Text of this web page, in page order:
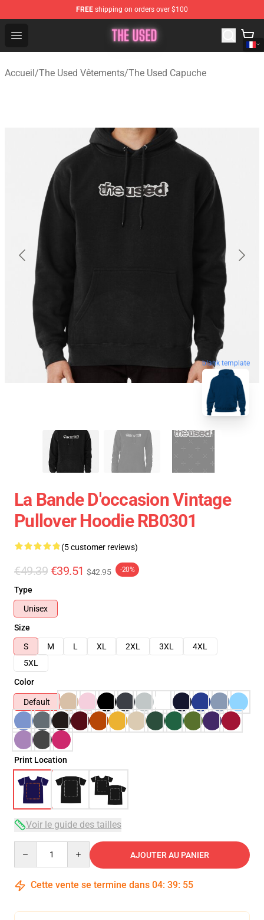
FREE shipping on orders over $100
Open menu
The Used Store - Official The Used Merchandise Shop
Accueil/The Used Vêtements/The Used Capuche
blank template
La Bande D'occasion Vintage
Pullover Hoodie RB0301
(5 customer reviews)
€49.39 €39.51 $42.95 -20%
Type
Unisex
Size
S
M L XL 2XL 3XL
4XL
5XL
Color
Default
Print Location
Voir le guide des tailles
AJOUTER AU PANIER
Cette vente se termine dans 04: 39: 54